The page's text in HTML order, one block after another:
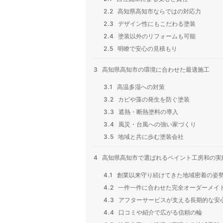
2.2 高知県高知市ならではの対応力
2.3
デザイン性にもこだわる塗装
2.4
塗装以外のリフォームも可能
2.5 明瞭で安心の見積もり
3 高知県高知市の環境に合わせた最適施工
3.1
高温多湿への対策
3.2
カビや藻の発生を防ぐ塗装
3.3
遮熱・断熱塗料の導入
3.4
風災・台風への強い家づくり
3.5 地域と共に歩む塗装会社
4 高知県高知市で選ばれるペイント工房和の
4.1
創業以来守り続けてきた地域密着の姿
4.2 一件一件に合わせた完全オーダーメイ
4.3
アフターサービスが支える長期的な安
4.4
口コミや紹介で広がる信頼の輪